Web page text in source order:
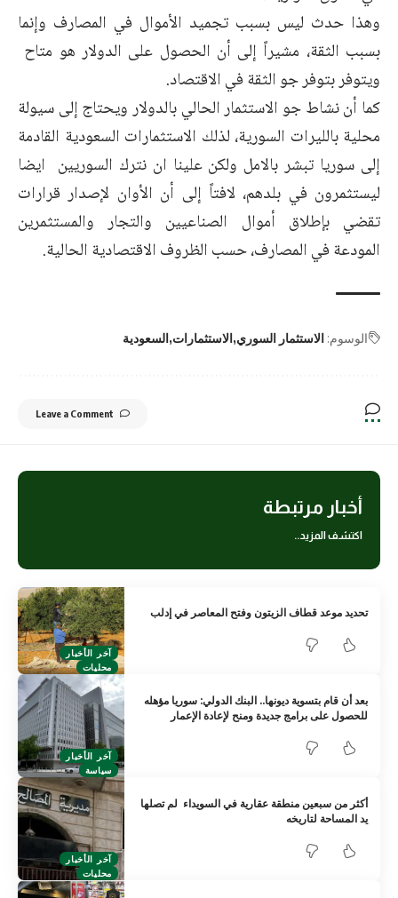
وهذا حدث ليس بسبب تجميد الأموال في المصارف وإنما
بسبب الثقة، مشيراً إلى أن الحصول على الدولار هو متاح
ويتوفر بتوفر جو الثقة في الاقتصاد.
كما أن نشاط جو الاستثمار الحالي بالدولار ويحتاج إلى سيولة
محلية بالليرات السورية، لذلك الاستثمارات السعودية القادمة
إلى سوريا تبشر بالامل ولكن علينا ان نترك السوريين ايضا
ليستثمرون في بلدهم، لافتاً إلى أن الأوان لإصدار قرارات
تقضي بإطلاق أموال الصناعيين والتجار والمستثمرين
المودعة في المصارف، حسب الظروف الاقتصادية الحالية.
الوسوم: الاستثمار السوري الاستثمارات السعودية
Leave a Comment
أخبار مرتبطة
اكتشف المزيد..
آخر الأخبار
محليات
تحديد موعد قطاف الزيتون وفتح المعاصر في إدلب
آخر الأخبار
سياسة
بعد أن قام بتسوية ديونها.. البنك الدولي: سوريا مؤهله
للحصول على برامج جديدة ومنح لإعادة الإعمار
آخر الأخبار
محليات
أكثر من سبعين منطقة عقارية في السويداء لم تصلها
يد المساحة لتاريخه